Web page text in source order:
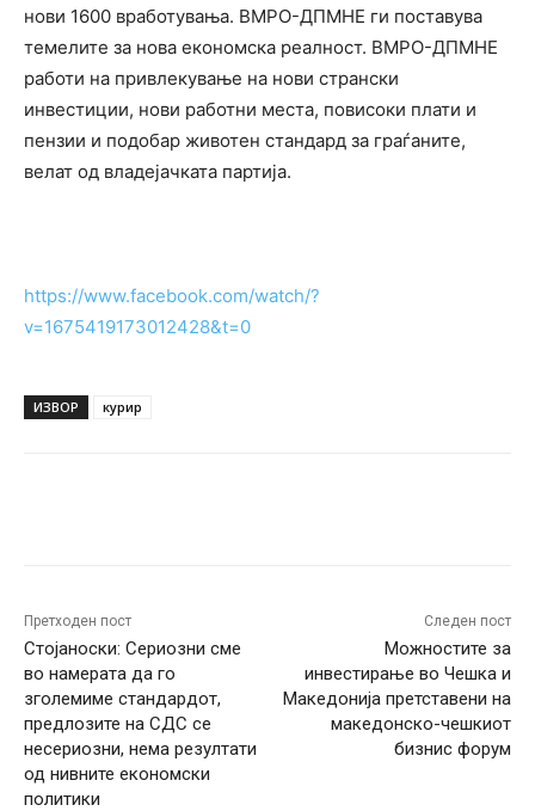
нови 1600 вработувања. ВМРО-ДПМНЕ ги поставува
темелите за нова економска реалност. ВМРО-ДПМНЕ
работи на привлекување на нови странски
инвестиции, нови работни места, повисоки плати и
пензии и подобар животен стандард за граѓаните,
велат од владејачката партија.
https://www.facebook.com/watch/?
v=1675419173012428&t=0
ИЗВОР курир
Претходен пост
Стојаноски: Сериозни сме
во намерата да го
зголемиме стандардот,
предлозите на СДС се
несериозни, нема резултати
од нивните економски
политики
Следен пост
Можностите за
инвестирање во Чешка и
Македонија претставени на
македонско-чешкиот
бизнис форум